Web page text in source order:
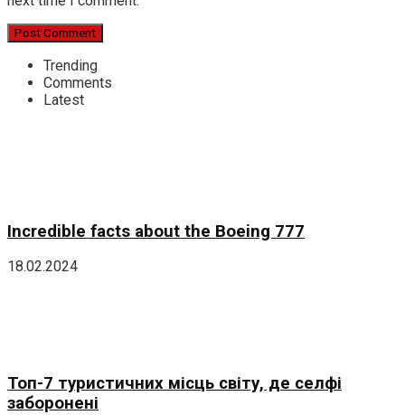
Trending
Comments
Latest
Incredible facts about the Boeing 777
18.02.2024
Топ-7 туристичних місць світу, де селфі
заборонені